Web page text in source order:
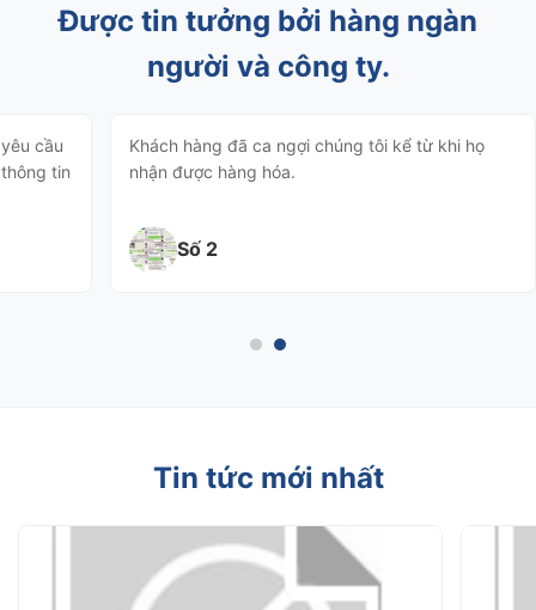
Được tin tưởng bởi hàng ngàn
người và công ty.
cầu
tin
Khách hàng đã ca ngợi chúng tôi kể từ khi họ
nhận được hàng hóa.
Số 2
Tin tức mới nhất